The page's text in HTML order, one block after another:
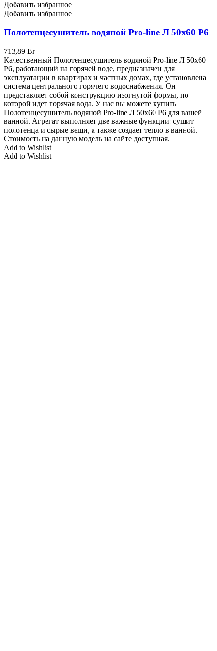
Добавить избранное
Добавить избранное
Полотенцесушитель водяной Pro-line Л 50х60 P6
713,89 Br
Качественный Полотенцесушитель водяной Pro-line Л 50х60
P6, работающий на горячей воде, предназначен для
эксплуатации в квартирах и частных домах, где установлена
система центрального горячего водоснабжения. Он
представляет собой конструкцию изогнутой формы, по
которой идет горячая вода. У нас вы можете купить
Полотенцесушитель водяной Pro-line Л 50х60 P6 для вашей
ванной. Агрегат выполняет две важные функции: сушит
полотенца и сырые вещи, а также создает тепло в ванной.
Стоимость на данную модель на сайте доступная.
Add to Wishlist
Add to Wishlist